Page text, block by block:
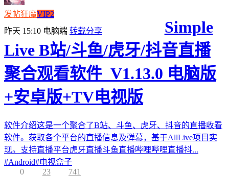
发帖狂魔VIP2
昨天 15:10 电脑端 转载分享
Simple
Live B站/斗鱼/虎牙/抖音直播
聚合观看软件_V1.13.0 电脑版
+安卓版+TV电视版
软件介绍这是一个聚合了B站、斗鱼、虎牙、抖音的直播收看
软件。获取各个平台的直播信息及弹幕，基于AllLive项目实
现。支持直播平台虎牙直播斗鱼直播哔哩哔哩直播抖...
#Android#电视盒子
0
23 741